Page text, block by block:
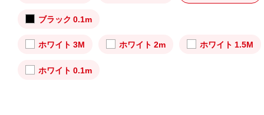
ブラック 0.1m
ホワイト 3M ホワイト 2m ホワイト 1.5M
ホワイト 0.1m